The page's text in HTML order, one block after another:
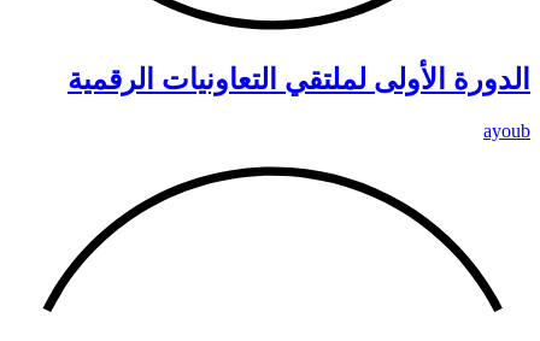
الدورة الأولى لملتقي التعاونيات الرقمية
ayoub